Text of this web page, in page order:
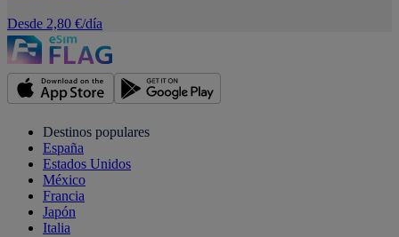
Desde 2,80 €/día
Destinos populares
España
Estados Unidos
México
Francia
Japón
Italia